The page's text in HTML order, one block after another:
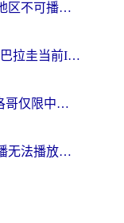
在加拿大看抖音世界杯当前地区不可播放？海外党体育观赛终极指南
在海外看世界杯直播德国 vs 巴拉圭当前IP受限制？这篇指南帮你轻松解决地区限制
在国外看世界杯法国 VS 摩洛哥仅限中国大陆？别让地域限制拦下你的欢呼
在澳大利亚看抖音世界杯直播无法播放？海外党体育观赛终极指南来了！